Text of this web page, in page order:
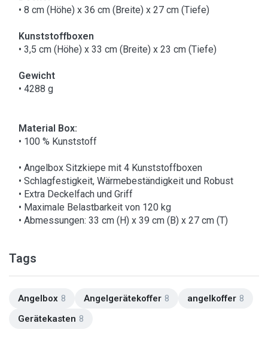
• 8 cm (Höhe) x 36 cm (Breite) x 27 cm (Tiefe)
Kunststoffboxen
• 3,5 cm (Höhe) x 33 cm (Breite) x 23 cm (Tiefe)
Gewicht
• 4288 g
Material Box:
• 100 % Kunststoff
• Angelbox Sitzkiepe mit 4 Kunststoffboxen
• Schlagfestigkeit, Wärmebeständigkeit und Robust
• Extra Deckelfach und Griff
• Maximale Belastbarkeit von 120 kg
• Abmessungen: 33 cm (H) x 39 cm (B) x 27 cm (T)
Tags
Angelbox 8 Angelgerätekoffer 8 angelkoffer 8
Gerätekasten 8